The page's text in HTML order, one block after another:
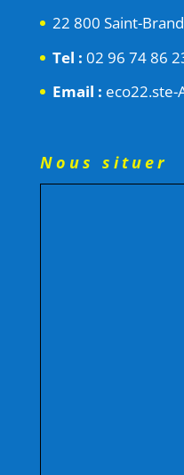
22 800 Saint-
Tel : 02 96 74 86
Email : eco22.ste-
Nous situer